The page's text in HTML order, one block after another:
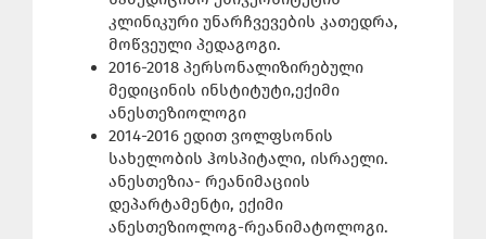
კლინიკური უნარჩვევების კათედრა,
მოწვეული პედაგოგი.
2016-2018 პერსონალიზირებული
მედიცინის ინსტიტუტი,ექიმი
ანესთეზიოლოგი
2014-2016 ედით ვოლფსონის
სახელობის ჰოსპიტალი, ისრაელი.
ანესთეზია- რეანიმაციის
დეპარტამენტი, ექიმი
ანესთეზიოლოგ-რეანიმატოლოგი.